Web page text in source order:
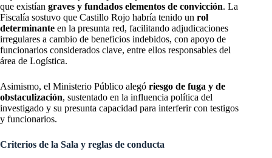
que existían graves y fundados elementos de convicción. La
Fiscalía sostuvo que Castillo Rojo habría tenido un rol
determinante en la presunta red, facilitando adjudicaciones
irregulares a cambio de beneficios indebidos, con apoyo de
funcionarios considerados clave, entre ellos responsables del
área de Logística.
Asimismo, el Ministerio Público alegó riesgo de fuga y de
obstaculización, sustentado en la influencia política del
investigado y su presunta capacidad para interferir con testigos
y funcionarios.
Criterios de la Sala y reglas de conducta